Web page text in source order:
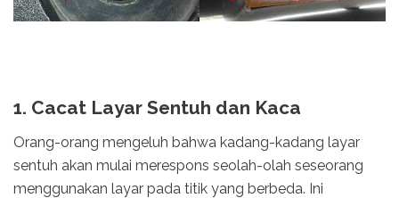
1. Cacat Layar Sentuh dan Kaca
Orang-orang mengeluh bahwa kadang-kadang layar
sentuh akan mulai merespons seolah-olah seseorang
menggunakan layar pada titik yang berbeda. Ini